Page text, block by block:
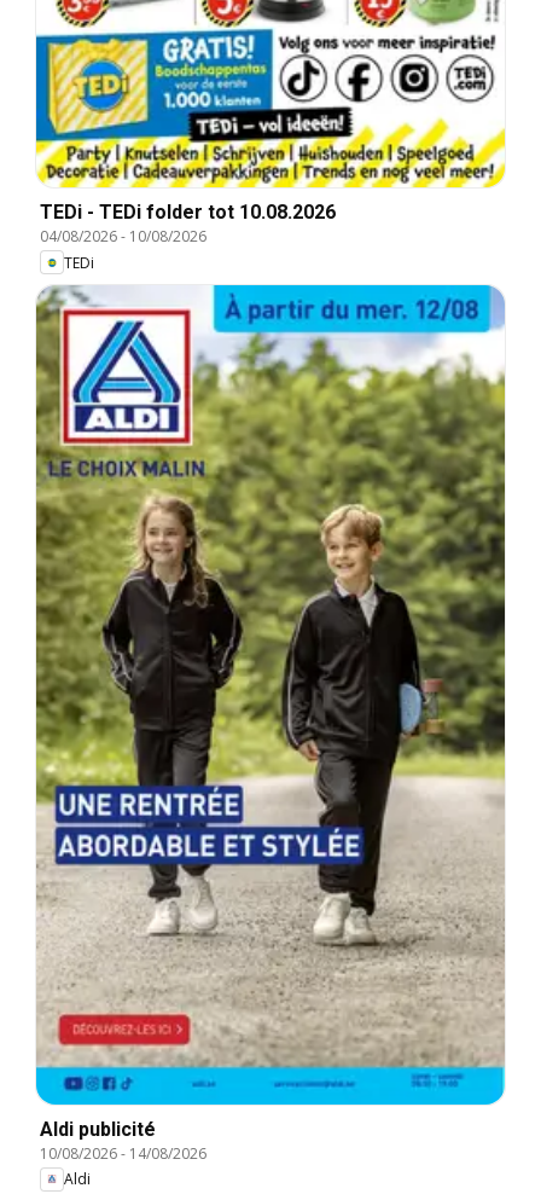
TEDi - TEDi folder tot 10.08.2026
04/08/2026- 10/08/2026
TEDi
Aldi publicité
10/08/2026- 14/08/2026
Aldi